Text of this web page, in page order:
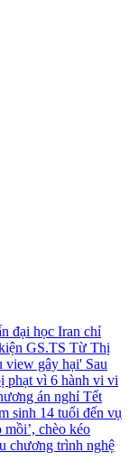
đại học Iran chỉ
GS.TS Từ Thị
view gây hại' Sau
phạt vì 6 hành vi vi
án nghỉ Tết
sinh 14 tuổi đến vụ
mồi’, chèo kéo
chương trình nghệ